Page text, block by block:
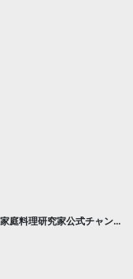
庭料理研究家公式チャン